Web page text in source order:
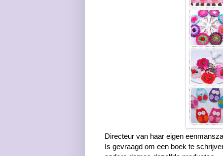
Directeur van haar eigen
Is gevraagd om een boek te